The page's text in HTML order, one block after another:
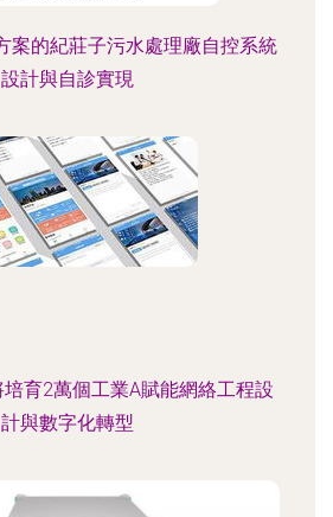
案的紀莊子污水處理廠自控系統
設計與自診實現
育2萬個工業A賦能網絡工程設
計與數字化轉型